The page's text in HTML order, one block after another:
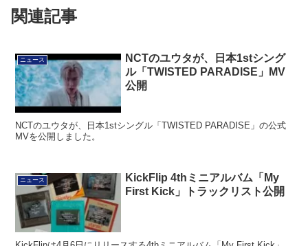
関連記事
ニュース
NCTのユウタが、日本1stシング
ル「TWISTED PARADISE」MV
公開
NCTのユウタが、日本1stシングル「TWISTED PARADISE」の公式
MVを公開しました。
ニュース
KickFlip 4thミニアルバム「My
First Kick」トラックリスト公開